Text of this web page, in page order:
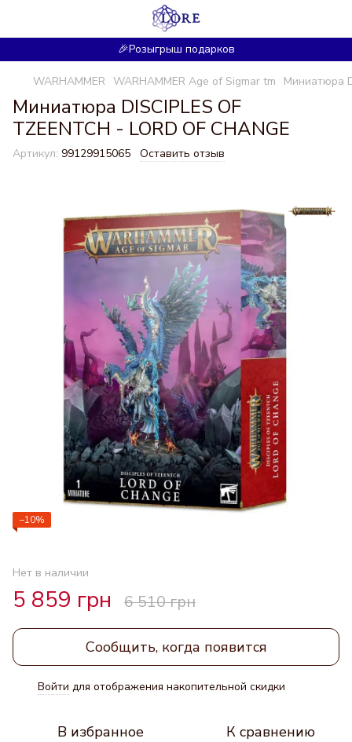
🎉Розыгрыш подарков
WARHAMMER WARHAMMER Age of Sigmar tm Миниатюра
Миниатюра DISCIPLES OF
TZEENTCH - LORD OF CHANGE
Артикул: 99129915065 Оставить отзыв
−10%
Нет в наличии
5 859 грн 6 510 грн
Сообщить, когда появится
Войти для отображения накопительной скидки
В избранное К сравнению